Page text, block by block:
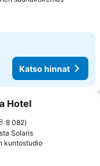
Katso hinnat
Hotel
8 082
Solaris
kuntostudioKatso hinnat